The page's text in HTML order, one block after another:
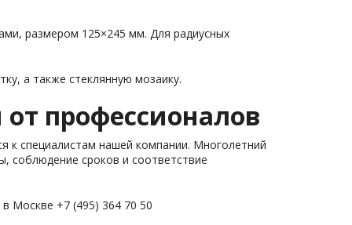
размером 125×245 мм. Для радиусных
а также стеклянную мозаику.
профессионалов
к специалистам нашей компании. Многолетний
соблюдение сроков и соответствие
Москве +7 (495) 364 70 50